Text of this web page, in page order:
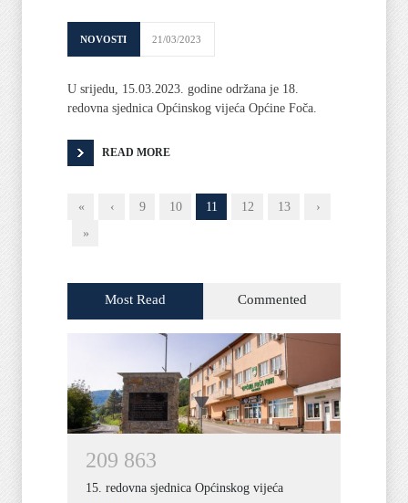
NOVOSTI 21/03/2023
U srijedu, 15.03.2023. godine održana je 18.
redovna sjednica Općinskog vijeća Općine Foča.
READ MORE
« ‹ 9 10 11 12 13
›
»
Most Read Commented
209 863
15. redovna sjednica Općinskog vijeća